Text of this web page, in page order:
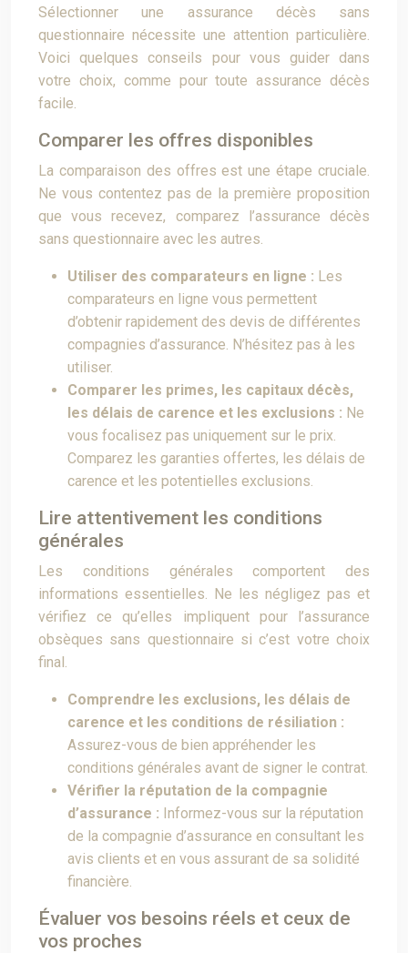
Sélectionner une assurance décès sans
questionnaire nécessite une attention particulière.
Voici quelques conseils pour vous guider dans
votre choix, comme pour toute assurance décès
facile.
Comparer les offres disponibles
La comparaison des offres est une étape cruciale.
Ne vous contentez pas de la première proposition
que vous recevez, comparez l’assurance décès
sans questionnaire avec les autres.
Utiliser des comparateurs en ligne : Les
comparateurs en ligne vous permettent
d’obtenir rapidement des devis de différentes
compagnies d’assurance. N’hésitez pas à les
utiliser.
Comparer les primes, les capitaux décès,
les délais de carence et les exclusions : Ne
vous focalisez pas uniquement sur le prix.
Comparez les garanties offertes, les délais de
carence et les potentielles exclusions.
Lire attentivement les conditions
générales
Les conditions générales comportent des
informations essentielles. Ne les négligez pas et
vérifiez ce qu’elles impliquent pour l’assurance
obsèques sans questionnaire si c’est votre choix
final.
Comprendre les exclusions, les délais de
carence et les conditions de résiliation :
Assurez-vous de bien appréhender les
conditions générales avant de signer le contrat.
Vérifier la réputation de la compagnie
d’assurance : Informez-vous sur la réputation
de la compagnie d’assurance en consultant les
avis clients et en vous assurant de sa solidité
financière.
Évaluer vos besoins réels et ceux de
vos proches